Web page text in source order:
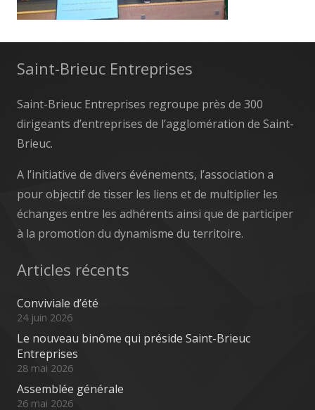
Saint-Brieuc Entreprises
Saint-Brieuc Entreprises regroupe près de 300
dirigeants d’entreprises de l’agglomération de Saint-
Brieuc.
A l’initiative de divers événements, l’association a
pour objectif de tisser les liens et de multiplier les
échanges entre les adhérents ainsi que de participer
à la promotion du dynamisme du territoire.
Articles récents
Conviviale d’été
24 juin 2026
Le nouveau binôme qui préside Saint-Brieuc
Entreprises
28 mai 2026
Assemblée générale
26 mai 2026